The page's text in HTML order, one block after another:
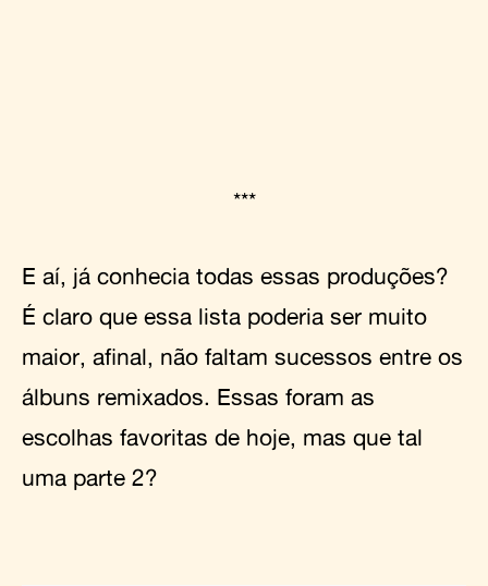
***
E aí, já conhecia todas essas produções?
É claro que essa lista poderia ser muito
maior, afinal, não faltam sucessos entre os
álbuns remixados. Essas foram as
escolhas favoritas de hoje, mas que tal
uma parte 2?